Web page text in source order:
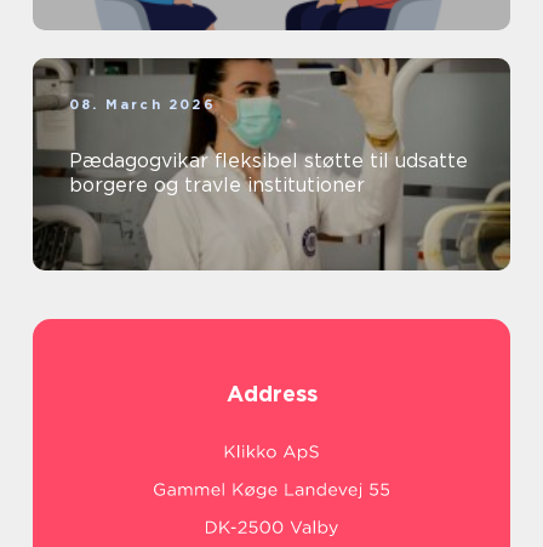
08. March 2026
Pædagogvikar fleksibel støtte til udsatte
borgere og travle institutioner
Address